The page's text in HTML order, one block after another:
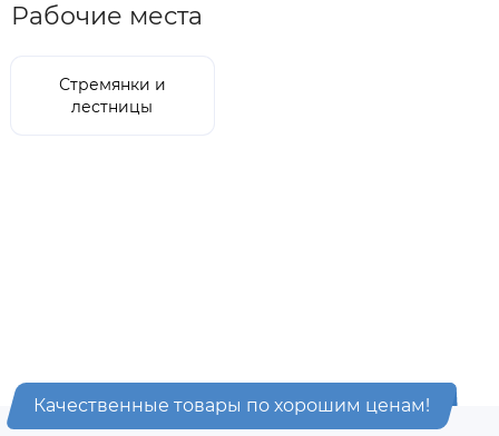
Рабочие места
Стремянки и
лестницы
Качественные товары по хорошим ценам!